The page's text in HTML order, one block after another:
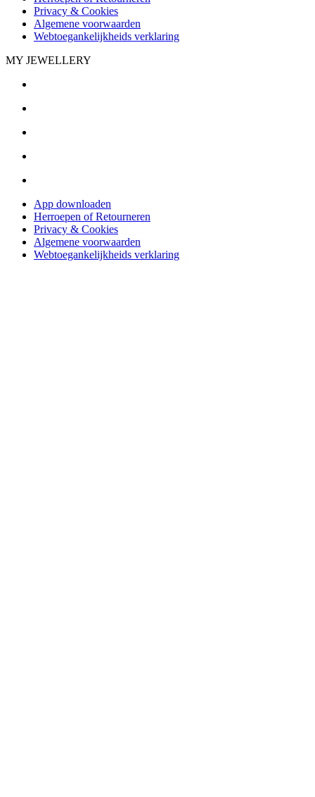
Privacy & Cookies
Algemene voorwaarden
Webtoegankelijkheids verklaring
MY JEWELLERY
App downloaden
Herroepen of Retourneren
Privacy & Cookies
Algemene voorwaarden
Webtoegankelijkheids verklaring